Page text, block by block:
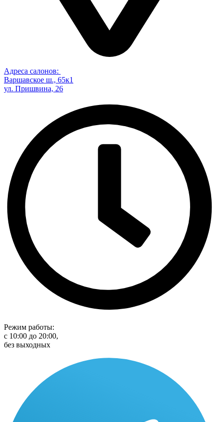
Адреса салонов:
Варшавское ш., 65к1
ул. Пришвина, 26
Режим работы:
с 10:00 до 20:00,
без выходных